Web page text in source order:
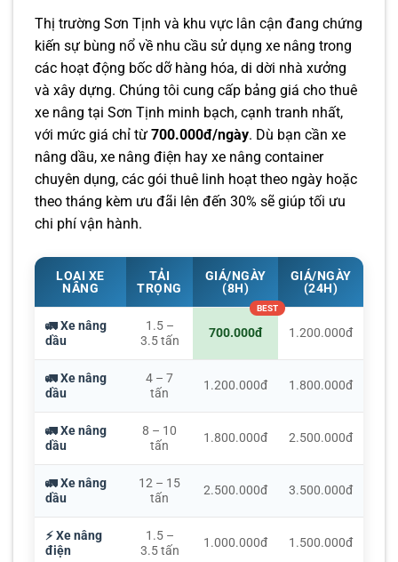
Thị trường Sơn Tịnh và khu vực lân cận đang chứng
kiến sự bùng nổ về nhu cầu sử dụng xe nâng trong
các hoạt động bốc dỡ hàng hóa, di dời nhà xưởng
và xây dựng. Chúng tôi cung cấp bảng giá cho thuê
xe nâng tại Sơn Tịnh minh bạch, cạnh tranh nhất,
với mức giá chỉ từ 700.000đ/ngày. Dù bạn cần xe
nâng dầu, xe nâng điện hay xe nâng container
chuyên dụng, các gói thuê linh hoạt theo ngày hoặc
theo tháng kèm ưu đãi lên đến 30% sẽ giúp tối ưu
chi phí vận hành.
LOẠI XE
NÂNG
TẢI
TRỌNG
GIÁ/NGÀY
(8H)
GIÁ/NGÀY
(24H)
🚛 Xe nâng
dầu
1.5 –
3.5 tấn
700.000đ 1.200.000đ
🚛 Xe nâng
dầu
4 – 7
tấn
1.200.000đ 1.800.000đ
🚛 Xe nâng
dầu
8 – 10
tấn
1.800.000đ 2.500.000đ
🚛 Xe nâng
dầu
12 – 15
tấn
2.500.000đ 3.500.000đ
⚡ Xe nâng
điện
1.5 –
3.5 tấn
1.000.000đ 1.500.000đ